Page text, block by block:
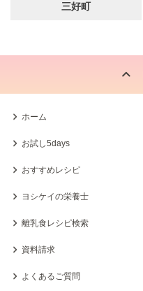
三好町
ホーム
お試し5days
おすすめレシピ
ヨシケイの栄養士
離乳食レシピ検索
資料請求
よくあるご質問